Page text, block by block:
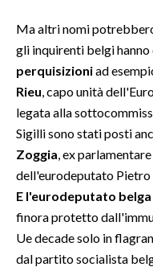
NECROLOGI
PUBBLICITÀ
SPIAGGE
STORE
Ma altri nomi
gli inquirenti belgi
perquisizioniad
Rieu , capo unità
legata alla
Sigilli sono stati posti
Zoggia , ex
dell'eurodeputato Pietro
E l'eurodeputato
finora protetto
Ue decade solo in
dal partito socialista